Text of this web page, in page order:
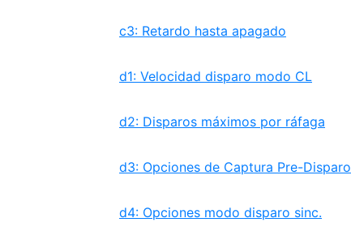
c3: Retardo hasta apagado
d1: Velocidad disparo modo CL
d2: Disparos máximos por ráfaga
d3: Opciones de Captura Pre-Disparo
d4: Opciones modo disparo sinc.